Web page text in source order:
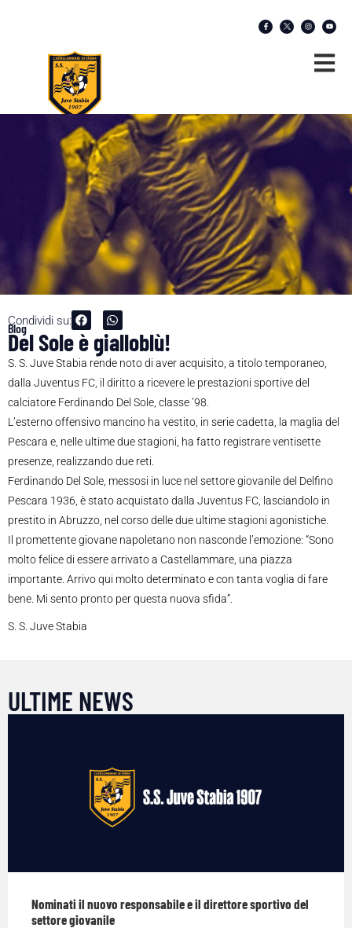
Condividi su:
Blog
Del Sole è gialloblù!
S. S. Juve Stabia rende noto di aver acquisito, a titolo temporaneo,
dalla Juventus FC, il diritto a ricevere le prestazioni sportive del
calciatore Ferdinando Del Sole, classe ’98.
L’esterno offensivo mancino ha vestito, in serie cadetta, la maglia del
Pescara e, nelle ultime due stagioni, ha fatto registrare ventisette
presenze, realizzando due reti.
Ferdinando Del Sole, messosi in luce nel settore giovanile del Delfino
Pescara 1936, è stato acquistato dalla Juventus FC, lasciandolo in
prestito in Abruzzo, nel corso delle due ultime stagioni agonistiche.
Il promettente giovane napoletano non nasconde l’emozione: “Sono
molto felice di essere arrivato a Castellammare, una piazza
importante. Arrivo qui molto determinato e con tanta voglia di fare
bene. Mi sento pronto per questa nuova sfida”.
S. S. Juve Stabia
ULTIME NEWS
Nominati il nuovo responsabile e il direttore sportivo del
settore giovanile